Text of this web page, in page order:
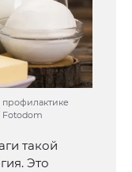
Fotodom
такой
Это